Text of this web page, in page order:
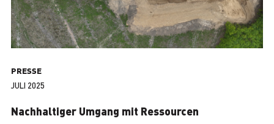
PRESSE
JULI 2025
Nachhaltiger Umgang mit Ressourcen